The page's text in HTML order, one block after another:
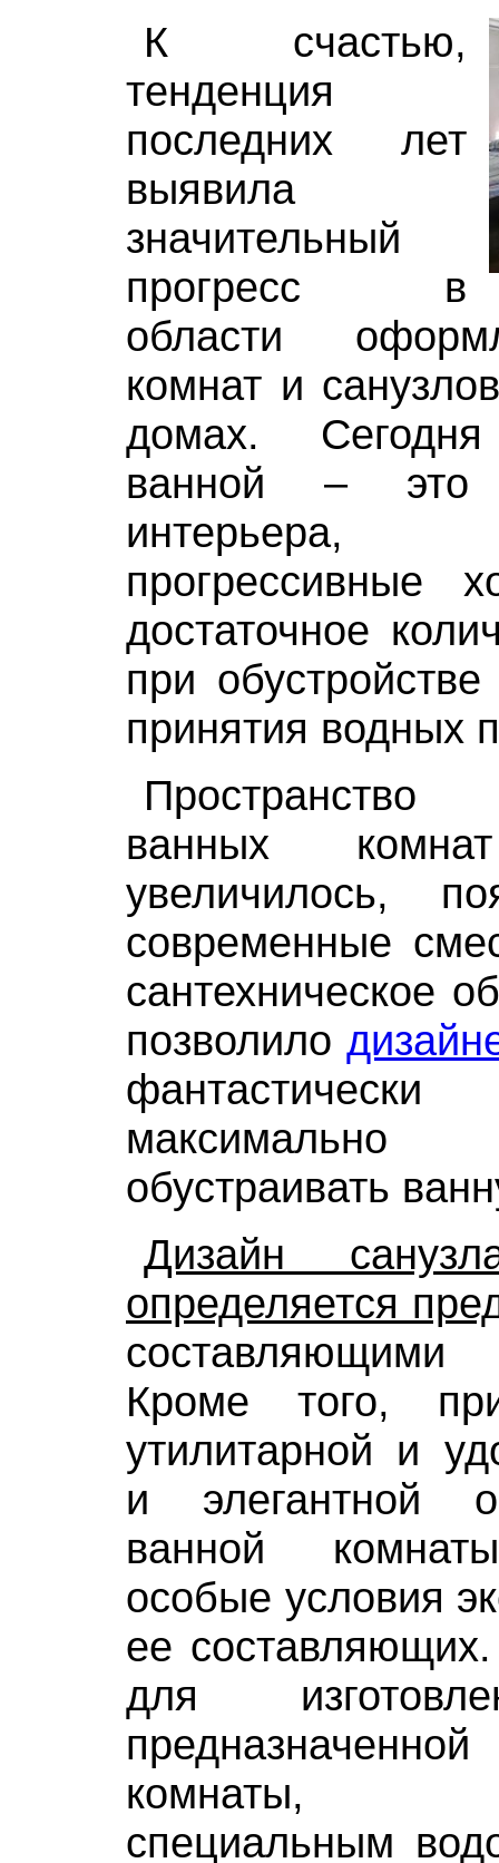
К счастью,
тенденция
последних лет
выявила
значительный
прогресс в
области
комнат и
домах.
ванной – это
прогрессивные
достаточное
при
принятия водных
ванных
увеличилось,
современные
сантехническое
позволило
максимально
обустраивать
Дизайн
определяется
Кроме того,
утилитарной и
и элегантной
ванной
особые условия
ее
для
комнаты,
специальным